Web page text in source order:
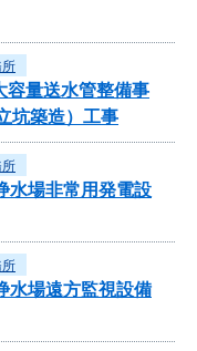
容量送水管整備事
坑築造）工事
水場非常用発電設
水場遠方監視設備